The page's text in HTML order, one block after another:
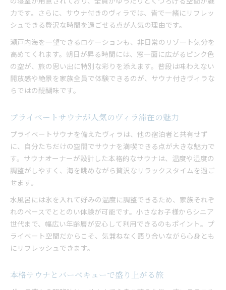
力です。さらに、サウナ付きのヴィラでは、皆で一緒にリフレッ
シュできる贅沢な時間を過ごせる点が人気の理由です。
瀬戸内海を一望できるロケーションも、非日常のリゾート気分を
高めてくれます。朝日が昇る時間には、窓一面に広がるピンク色
の空が、旅の思い出に特別な彩りを添えます。普段は味わえない
開放感や絶景を家族全員で体験できるのが、サウナ付きヴィラな
らではの醍醐味です。
プライベートサウナが人気のヴィラ滞在の魅力
プライベートサウナを備えたヴィラは、他の宿泊者と共有せず
に、自分たちだけの空間でサウナを満喫できる点が大きな魅力で
す。サウナオーナーが設計した本格的なサウナは、温度や湿度の
調整がしやすく、海を眺めながら贅沢なリラックスタイムを過ご
せます。
水風呂には氷を入れて好みの温度に調整できるため、家族それぞ
れのペースでととのい体験が可能です。小さなお子様からシニア
世代まで、幅広い年齢層が安心して利用できるのもポイント。プ
ライベート空間だからこそ、気兼ねなく語り合いながら心身とも
にリフレッシュできます。
本格サウナとバーベキューで盛り上がる旅